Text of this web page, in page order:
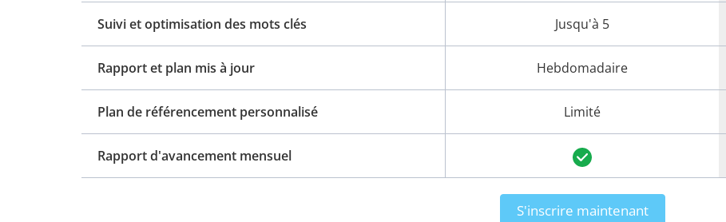
Suivi et optimisation des mots clés
Rapport et plan mis à jour
Plan de référencement personnalisé
Rapport d'avancement mensuel
Jusqu'à 5
Hebdomadaire
Limité
S'inscrire maintenant